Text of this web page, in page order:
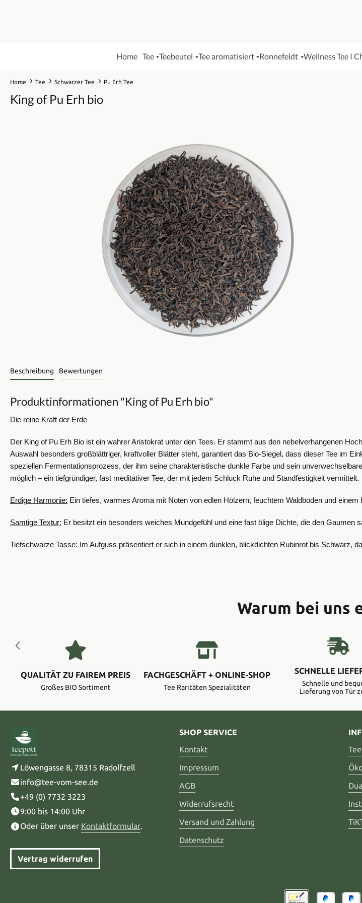
Home Tee Teebeutel Tee aromatisiert Ronnefeldt Wellness Tee I
Home Tee Schwarzer Tee Pu Erh Tee
King of Pu Erh bio
Beschreibung Bewertungen
Produktinformationen "King of Pu Erh bio"
Die reine Kraft der Erde
​Der King of Pu Erh Bio ist ein wahrer Aristokrat unter den Tees. Er stammt aus den nebelverhangenen
Auswahl besonders großblättriger, kraftvoller Blätter steht, garantiert das Bio-Siegel, dass dieser Tee im
speziellen Fermentationsprozess, der ihm seine charakteristische dunkle Farbe und sein
möglich – ein tiefgründiger, fast meditativer Tee, der mit jedem Schluck Ruhe und Standfestigkeit vermittelt.
​Erdige Harmonie: Ein tiefes, warmes Aroma mit Noten von edlen Hölzern, feuchtem Waldboden und
​Samtige Textur: Er besitzt ein besonders weiches Mundgefühl und eine fast ölige Dichte, die den Gaumen
​Tiefschwarze Tasse: Im Aufguss präsentiert er sich in einem dunklen, blickdichten Rubinrot bis Schwarz,
Warum bei uns
QUALITÄT ZU FAIREM PREIS
Großes BIO Sortiment
FACHGESCHÄFT + ONLINE-SHOP
Tee Raritäten Spezialitäten
SCHNELLE
Schnelle und
Lieferung von Tür
Löwengasse 8, 78315 Radolfzell
info@tee-vom-see.de
+49 (0) 7732 3223
9:00 bis 14:00 Uhr
Oder über unser Kontaktformular.
Vertrag widerrufen
SHOP SERVICE
Kontakt
Impressum
AGB
Widerrufsrecht
Versand und Zahlung
Datenschutz